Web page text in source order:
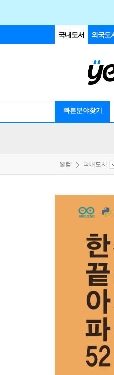
국내도서 외국도
빠른분야찾기
웰컴 국내도서